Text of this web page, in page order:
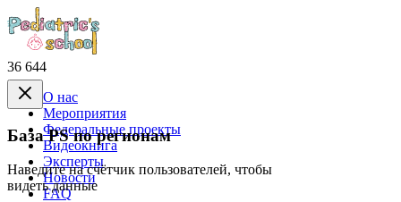
36 644
База PS по регионам
Наведите на счётчик пользователей, чтобы
видеть данные
О нас
Mероприятия
Федеральные проекты
Видеокнига
Эксперты
Новости
FAQ